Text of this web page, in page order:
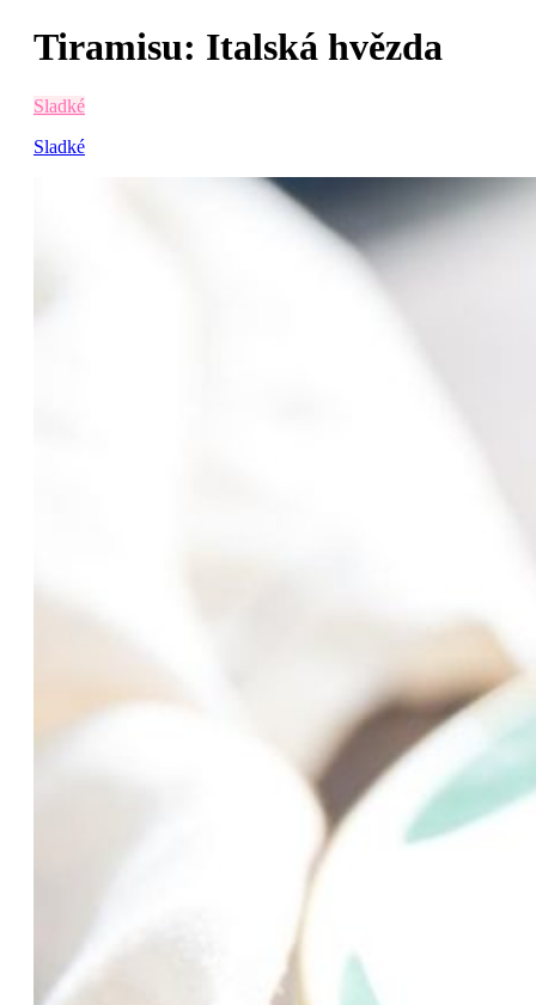
Tiramisu: Italská hvězda
Sladké
Sladké